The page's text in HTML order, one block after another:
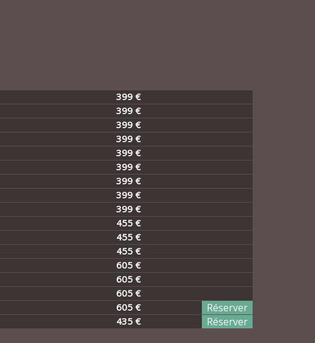
399 €
399 €
399 €
399 €
399 €
399 €
399 €
399 €
399 €
455 €
455 €
455 €
605 €
605 €
605 €
605 € Réserver
435 € Réserver